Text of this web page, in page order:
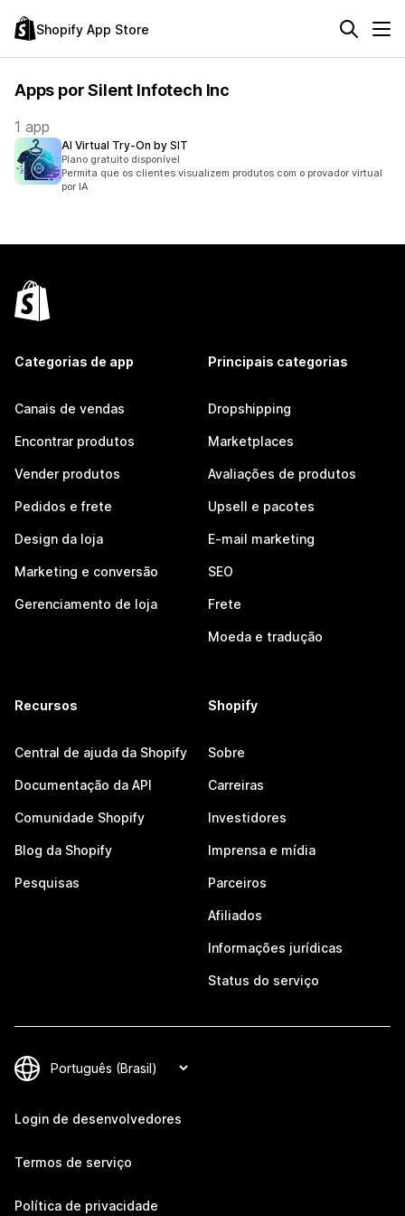
Shopify App Store
Apps por Silent Infotech Inc
1 app
AI Virtual Try‑On by SIT
Plano gratuito disponível
Permita que os clientes visualizem produtos com o provador virtual
por IA
Categorias de app
Canais de vendas
Encontrar produtos
Vender produtos
Pedidos e frete
Design da loja
Marketing e conversão
Gerenciamento de loja
Principais categorias
Dropshipping
Marketplaces
Avaliações de produtos
Upsell e pacotes
E-mail marketing
SEO
Frete
Moeda e tradução
Recursos
Central de ajuda da Shopify
Documentação da API
Comunidade Shopify
Blog da Shopify
Pesquisas
Shopify
Sobre
Carreiras
Investidores
Imprensa e mídia
Parceiros
Afiliados
Informações jurídicas
Status do serviço
Login de desenvolvedores
Termos de serviço
Política de privacidade